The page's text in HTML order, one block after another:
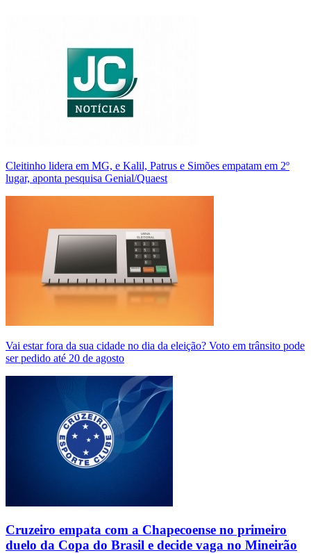
Cleitinho lidera em MG, e Kalil, Patrus e Simões empatam em 2º
lugar, aponta pesquisa Genial/Quaest
Vai estar fora da sua cidade no dia da eleição? Voto em trânsito pode
ser pedido até 20 de agosto
Cruzeiro empata com a Chapecoense no primeiro
duelo da Copa do Brasil e decide vaga no Mineirão